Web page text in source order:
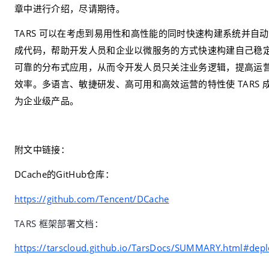
章中进行介绍，尽请期待。
TARS 可以在考虑到易用性和高性能的同时快速构建系统并自
成代码，帮助开发人员和企业以微服务的方式快速构建自己稳
可靠的分布式应用，从而令开发人员只关注业务逻辑，提高运
效率。多语言、敏捷研发、高可用和高效运营的特性使 TARS
为企业级产品。
附文中链接：
DCache的GitHub仓库：
https://github.com/Tencent/DCache
TARS 框架部署文档 ：
https://tarscloud.github.io/TarsDocs/